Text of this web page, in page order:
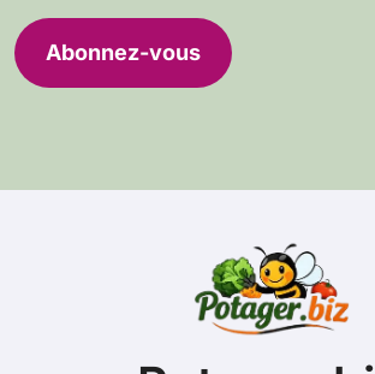
e
s
Abonnez-vous